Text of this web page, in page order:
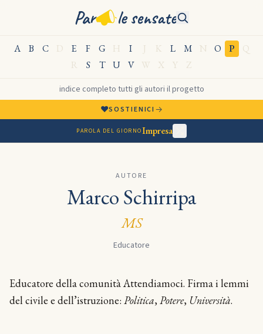
Par le sensate
A B C D E F G H I J K L M N O P
Q
R
S T U V W X Y Z
indice completo tutti gli autori il progetto
♥SOSTIENICI→
PAROLA DEL GIORNOImpresa
AUTORE
Marco Schirripa
MS
Educatore
Educatore della comunità Attendiamoci. Firma i lemmi
del civile e dell’istruzione: Politica, Potere, Università.